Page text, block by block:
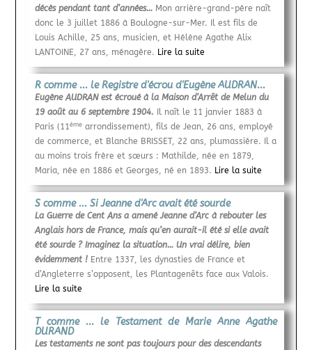
décès pendant tant d’années… Mon arrière-grand-père naît
donc le 3 juillet 1886 à Boulogne-sur-Mer. Il est fils de
Louis Achille, 25 ans, musicien, et Hélène Agathe Alix
LANTOINE, 27 ans, ménagère. Lire la suite
R comme ... le Registre d'écrou d'Eugène AUDRAN...
Eugène AUDRAN est écroué à la Maison d’Arrêt de Melun du
19 août au 6 septembre 1904.
Il naît le 11 janvier 1883 à
Paris (11èmearrondissement), fils de Jean, 26 ans, employé
de commerce, et Blanche BRISSET, 22 ans, plumassière. Il a
au moins trois frère et sœurs : Mathilde, née en 1879,
Maria, née en 1886 et Georges, né en 1893. Lire la suite
S comme ... Si Jeanne d'Arc avait été sourde
La Guerre de Cent Ans a amené Jeanne d’Arc à rebouter les
Anglais hors de France, mais qu’en aurait-il été si elle avait
été sourde ? Imaginez la situation… Un vrai délire, bien
évidemment ! Entre 1337, les dynasties de France et
d’Angleterre s’opposent, les Plantagenêts face aux Valois.
Lire la suite
T comme ... le Testament de Marie Anne Agathe
DURAND
Les testaments ne sont pas toujours pour des descendants